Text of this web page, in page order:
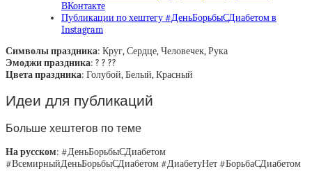
ВКонтакте
Публикации по хештегу #ДеньБорьбыСДиабетом в
Instagram
Символы праздника: Круг, Сердце, Человечек, Рука
Эмоджи праздника: ? ? ??
Цвета праздника: Голубой, Белый, Красный
Идеи для публикаций
Больше хештегов по теме
На русском: #ДеньБорьбыСДиабетом
#ВсемирныйДеньБорьбыСДиабетом #ДиабетуНет #БорьбаСДиабетом